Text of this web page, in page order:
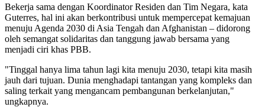
Bekerja sama dengan Koordinator Residen dan Tim Negara, kata
Guterres, hal ini akan berkontribusi untuk mempercepat kemajuan
menuju Agenda 2030 di Asia Tengah dan Afghanistan – didorong
oleh semangat solidaritas dan tanggung jawab bersama yang
menjadi ciri khas PBB.
"Tinggal hanya lima tahun lagi kita menuju 2030, tetapi kita masih
jauh dari tujuan. Dunia menghadapi tantangan yang kompleks dan
saling terkait yang mengancam pembangunan berkelanjutan,"
ungkapnya.